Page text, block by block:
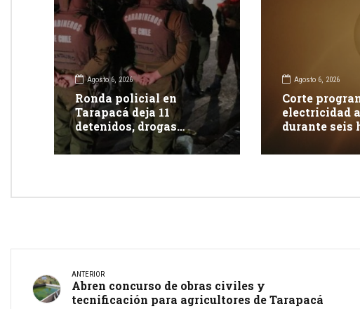
Agosto 6, 2026
Ronda policial en
Tarapacá deja 11
detenidos, drogas
incautadas y más de 350
fiscalizaciones
Agosto 6, 2026
Corte
electricidad
durante seis
ANTERIOR
Abren concurso de obras civiles y
tecnificación para agricultores de Tarapacá